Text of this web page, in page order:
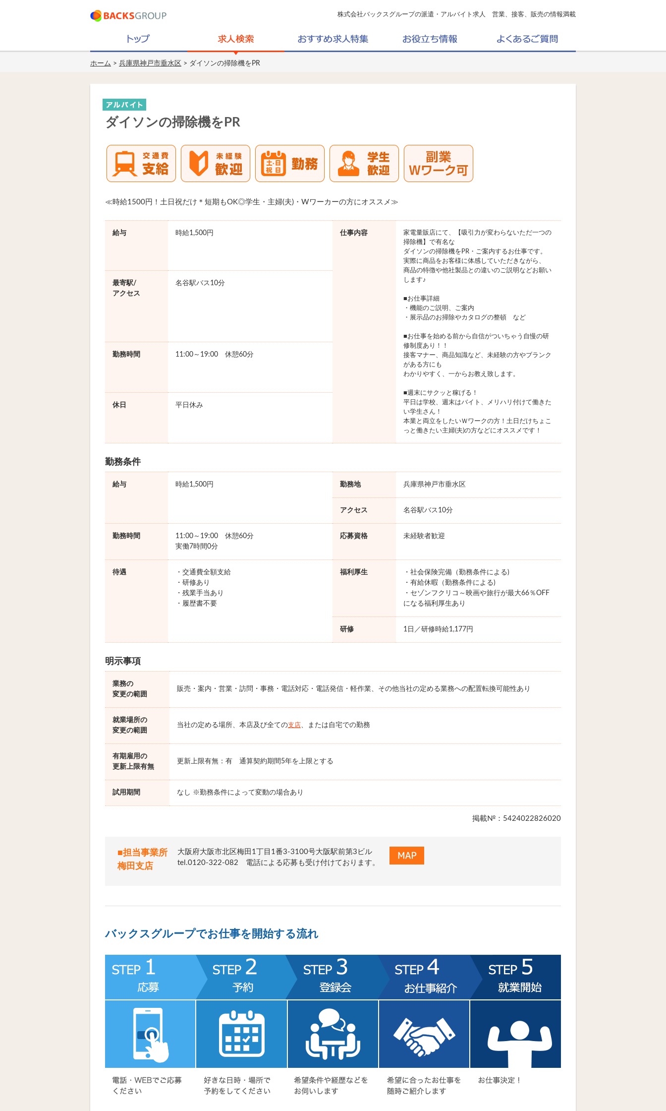
株式会社バックスグループの派遣・アルバイト求人 営業、接客、販売の情報満載
ホーム > 兵庫県神戸市垂水区 > ダイソンの掃除機をPR
ダイソンの掃除機をPR
≪時給1500円！土日祝だけ＊短期もOK◎学生・主婦(夫)・Wワーカーの方にオススメ≫
給与 時給1,500円 仕事内容
家電量販店にて、【吸引力が変わらないただ一つの
掃除機】で有名な
ダイソンの掃除機をPR・ご案内するお仕事です。
実際に商品をお客様に体感していただきながら、
商品の特徴や他社製品との違いのご説明などお願い
します♪
■お仕事詳細
・機能のご説明、ご案内
・展示品のお掃除やカタログの整頓 など
■お仕事を始める前から自信がついちゃう自慢の研
修制度あり！！
接客マナー、商品知識など、未経験の方やブランク
がある方にも
わかりやすく、一からお教え致します。
■週末にサクッと稼げる！
平日は学校、週末はバイト、メリハリ付けて働きた
い学生さん！
本業と両立をしたいＷワークの方！土日だけちょこ
っと働きたい主婦(夫)の方などにオススメです！
最寄駅/
アクセス
名谷駅バス10分
勤務時間 11:00～19:00 休憩60分
休日 平日休み
勤務条件
給与 時給1,500円 勤務地 兵庫県神戸市垂水区
アクセス 名谷駅バス10分
勤務時間
11:00～19:00 休憩60分
実働7時間0分
応募資格 未経験者歓迎
待遇
・交通費全額支給
・研修あり
・残業手当あり
・履歴書不要
福利厚生
・社会保険完備（勤務条件による)
・有給休暇（勤務条件による)
・セゾンフクリコ～映画や旅行が最大66％OFF
になる福利厚生あり
研修 1日／研修時給1,177円
明示事項
業務の
変更の範囲
販売・案内・営業・訪問・事務・電話対応・電話発信・軽作業、その他当社の定める業務への配置転換可能性あり
就業場所の
変更の範囲
当社の定める場所、本店及び全ての支店、または自宅での勤務
有期雇用の
更新上限有無
更新上限有無：有 通算契約期間5年を上限とする
試用期間 なし ※勤務条件によって変動の場合あり
掲載№：5424022826020
■担当事業所
梅田支店
大阪府大阪市北区梅田1丁目1番3-3100号大阪駅前第3ビル
tel.0120-322-082 電話による応募も受け付けております。
バックスグループでお仕事を開始する流れ